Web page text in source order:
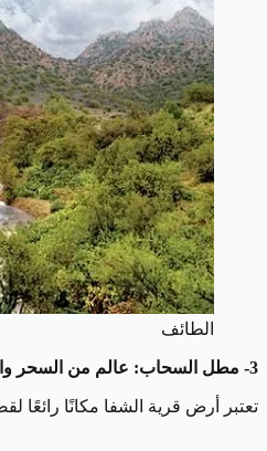
الطائف
3- مطل السحاب: عالم من السحر والضباب
تعتبر أرض قرية الشفا مكانًا رائعًا